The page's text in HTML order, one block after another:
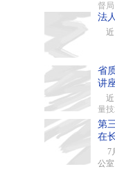
督局
法
近
省
讲
近
量
第
在
7
公